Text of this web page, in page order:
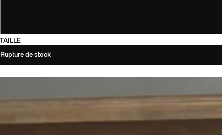
TAILLE
Rupture de stock